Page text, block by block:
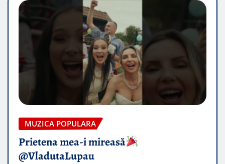
MUZICA POPULARA
Prietena mea-i mireasă​
@VladutaLupau